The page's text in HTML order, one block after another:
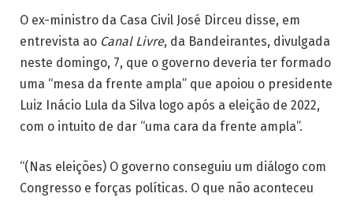
O ex-ministro da Casa Civil José Dirceu disse, em
entrevista ao Canal Livre, da Bandeirantes, divulgada
neste domingo, 7, que o governo deveria ter formado
uma “mesa da frente ampla” que apoiou o presidente
Luiz Inácio Lula da Silva logo após a eleição de 2022,
com o intuito de dar “uma cara da frente ampla”.
“(Nas eleições) O governo conseguiu um diálogo com
Congresso e forças políticas. O que não aconteceu